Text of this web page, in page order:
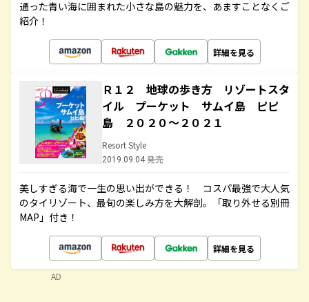
通った青い海に囲まれた小さな島の魅力を、あますことなくご
紹介！
詳細を見る
Ｒ１２ 地球の歩き方 リゾートスタ
イル プーケット サムイ島 ピピ
島 ２０２０～２０２１
Resort Style
2019.09.04 発売
美しすぎる海で一生の思い出ができる！ コスパ最強で大人気
のタイリゾート、最旬の楽しみ方を大解剖。「取り外せる別冊
MAP」付き！
詳細を見る
AD